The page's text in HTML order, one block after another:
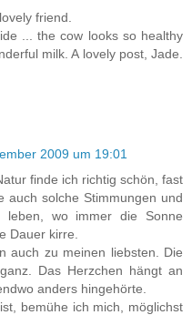
friend.
... the cow looks so healthy
milk. A lovely post, Jade.
2009 um 19:01
finde ich richtig schön, fast
auch solche Stimmungen und
wo immer die Sonne
Dauer kirre.
auch zu meinen liebsten. Die
Das Herzchen hängt an
anders hingehörte.
bemühe ich mich, möglichst